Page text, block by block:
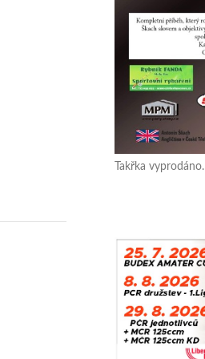
Takřka vyprodáno.